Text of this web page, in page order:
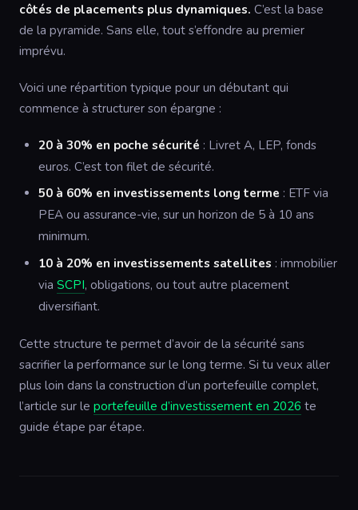
côtés de placements plus dynamiques. C’est la base
de la pyramide. Sans elle, tout s’effondre au premier
imprévu.
Voici une répartition typique pour un débutant qui
commence à structurer son épargne :
20 à 30% en poche sécurité : Livret A, LEP, fonds
euros. C’est ton filet de sécurité.
50 à 60% en investissements long terme : ETF via
PEA ou assurance-vie, sur un horizon de 5 à 10 ans
minimum.
10 à 20% en investissements satellites : immobilier
via SCPI, obligations, ou tout autre placement
diversifiant.
Cette structure te permet d’avoir de la sécurité sans
sacrifier la performance sur le long terme. Si tu veux aller
plus loin dans la construction d’un portefeuille complet,
l’article sur le portefeuille d’investissement en 2026 te
guide étape par étape.